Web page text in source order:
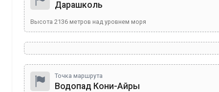
Дарашколь
Высота 2136 метров над уровнем моря
Точка маршрута
Водопад Кони-Айры